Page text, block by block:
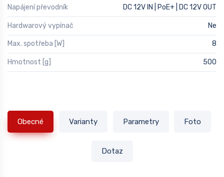
Napájení převodník DC 12V IN | PoE+ | DC 12V OUT
Hardwarový vypínač Ne
Max. spotřeba [W] 8
Hmotnost [g] 500
Obecné Varianty Parametry Foto
Dotaz